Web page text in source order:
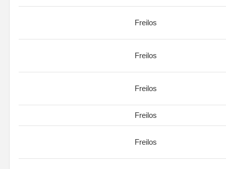
Freilos
Freilos
Freilos
Freilos
Freilos